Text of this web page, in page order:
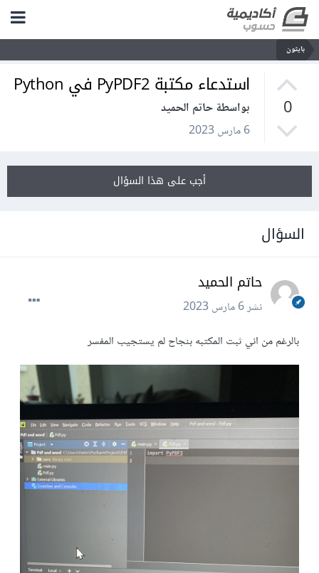
بايثون
0
استدعاء مكتبة PyPDF2 في Python
بواسطة حاتم الحميد
6 مارس 2023
أجب على هذا السؤال
السؤال
حاتم الحميد
نشر6 مارس 2023
بالرغم من اني ثبت المكتبه بنجاح لم يستجيب المفسر